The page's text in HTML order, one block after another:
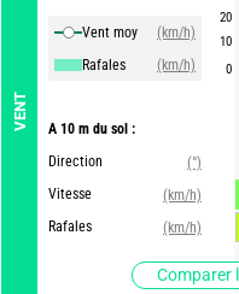
VENT
Vent moy
(km/h)
Rafales
(km/h)
A 10 m du sol :
Direction
(°)
Vitesse
(km/h)
Rafales
(km/h)
Comparer
20
10
0